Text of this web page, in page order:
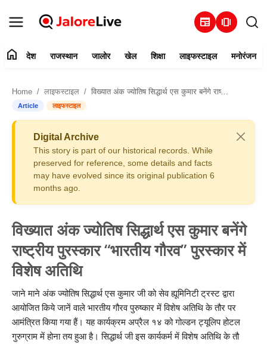
newspaper amp_stories
संपर्क करें
राजस्थान
खेल
शिक्षा
मनोरंजन
तकनीक
home देश राजस्थान जालोर खेल शिक्षा लाइफस्टाइल मनोरंजन
Home लाइफस्टाइल विख्यात अंक ज्योतिष सिद्धार्थ एस कुमार बनेंगे राष्ट्रीय पुरस्कार “भारतीय गौरव” पुरस्कार में विशेष अतिथि
Article लाइफस्टाइल
Digital Archive
This story is part of our historical records. While
preserved for reference, some details and facts
may have evolved since its original publication 6
months ago.
विख्यात अंक ज्योतिष सिद्धार्थ एस कुमार बनेंगे
राष्ट्रीय पुरस्कार “भारतीय गौरव” पुरस्कार में
विशेष अतिथि
जाने माने अंक ज्योतिष सिद्धार्थ एस कुमार जी को सेव ह्यूमिनिटी ट्रस्ट द्वारा
आयोजित किये जानें वाले भारतीय गौरव पुरुष्कार में विशेष अतिथि के तौर पर
आमंत्रित किया गया हैं। यह कार्यक्रम अप्रैल १४ को गोल्डन ट्यूलिप होटल
गुरुग्राम में होना तय हुआ है। सिद्धार्थ जी इस कार्यकर्म में विशेष अतिथि के तौ